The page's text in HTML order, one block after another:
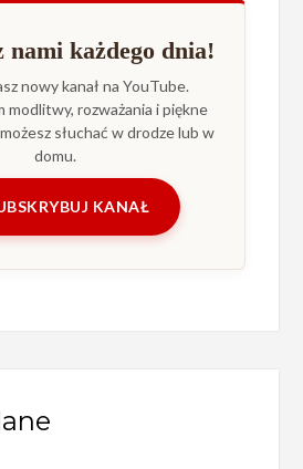
nami każdego dnia!
nowy kanał na YouTube.
modlitwy, rozważania i piękne
słuchać w drodze lub w
domu.
KANAŁ